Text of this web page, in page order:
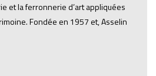
et la ferronnerie d’art appliquées
Fondée en 1957 et, Asselin